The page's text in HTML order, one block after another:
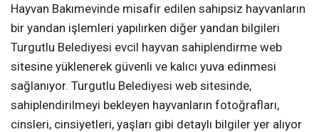
Hayvan Bakımevinde misafir edilen sahipsiz hayvanların
bir yandan işlemleri yapılırken diğer yandan bilgileri
Turgutlu Belediyesi evcil hayvan sahiplendirme web
sitesine yüklenerek güvenli ve kalıcı yuva edinmesi
sağlanıyor. Turgutlu Belediyesi web sitesinde,
sahiplendirilmeyi bekleyen hayvanların fotoğrafları,
cinsleri, cinsiyetleri, yaşları gibi detaylı bilgiler yer alıyor